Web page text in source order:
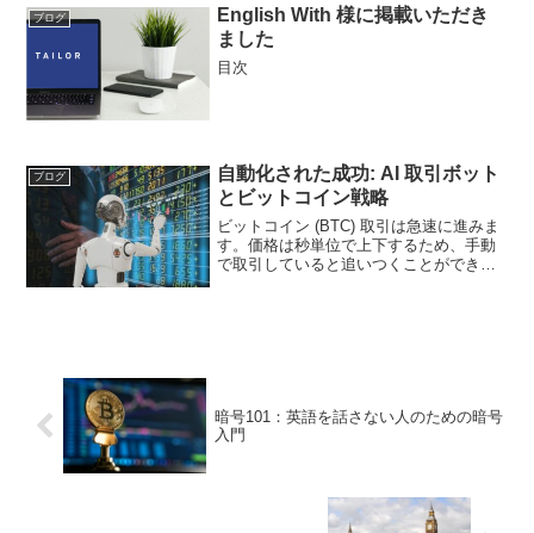
ブログ
English With 様に掲載いただき
ました
目次
ブログ
自動化された成功: AI 取引ボット
とビットコイン戦略
ビットコイン (BTC) 取引は急速に進みま
す。価格は秒単位で上下するため、手動
で取引していると追いつくことができま
暗号101：英語を話さない人のための暗号
入門